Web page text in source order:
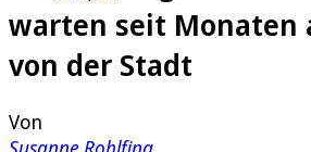
warten seit Monaten
von der Stadt
Von